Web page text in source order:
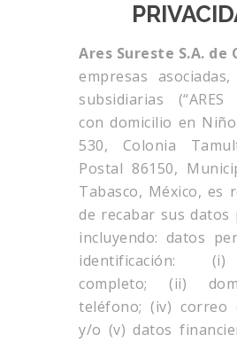
Ares Sureste S.A. de
empresas
subsidiarias (“ARES
con domicilio en
530, Colonia
Postal 86150,
Tabasco, México, es
de recabar sus datos
incluyendo: datos
identificación:
completo; (ii)
teléfono; (iv) correo
y/o (v) datos